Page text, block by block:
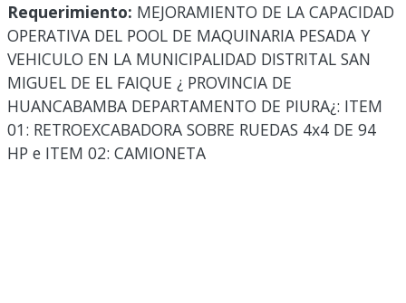
Requerimiento: MEJORAMIENTO DE LA CAPACIDAD
OPERATIVA DEL POOL DE MAQUINARIA PESADA Y
VEHICULO EN LA MUNICIPALIDAD DISTRITAL SAN
MIGUEL DE EL FAIQUE ¿ PROVINCIA DE
HUANCABAMBA DEPARTAMENTO DE PIURA¿: ITEM
01: RETROEXCABADORA SOBRE RUEDAS 4x4 DE 94
HP e ITEM 02: CAMIONETA